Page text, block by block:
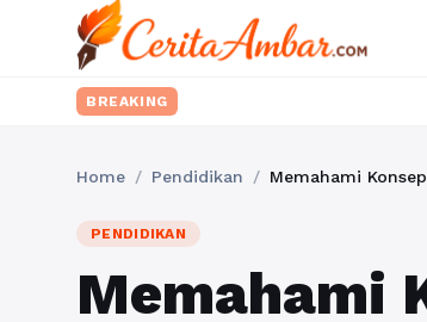
BREAKING
Home / Pendidikan / Memahami
PENDIDIKAN
Memahami